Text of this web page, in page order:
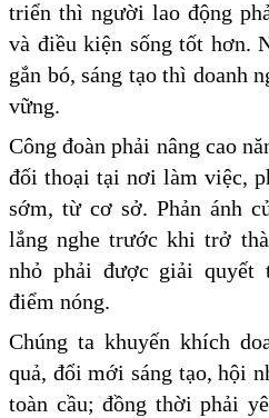
triển thì người lao động
và điều kiện sống tốt hơn.
gắn bó, sáng tạo thì doanh
vững.
Công đoàn phải nâng cao
đối thoại tại nơi làm việc,
sớm, từ cơ sở. Phản ánh
lắng nghe trước khi trở
nhỏ phải được giải
điểm nóng.
Chúng ta khuyến khích
quả, đổi mới sáng tạo, hội
toàn cầu; đồng thời phải